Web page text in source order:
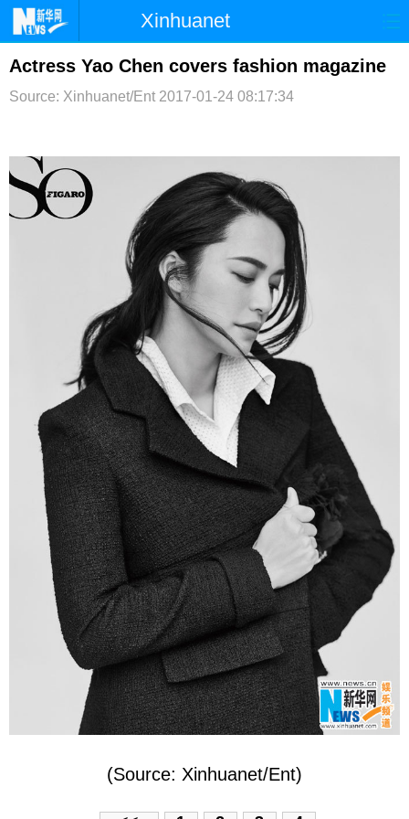
Xinhuanet
首页 时政 国际 港澳
台湾 财经 法治
文娱
博客 微博
Actress Yao Chen covers fashion magazine
Source: Xinhuanet/Ent 2017-01-24 08:17:34
(Source: Xinhuanet/Ent)